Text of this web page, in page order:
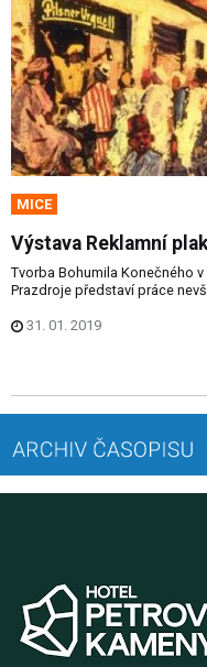
MICE
Výstava Reklamní
Tvorba Bohumila Konečného
Prazdroje představí práce
31. 01. 2019